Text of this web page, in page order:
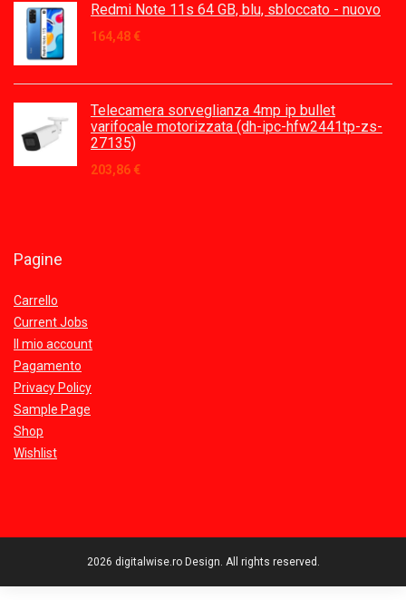
Redmi Note 11s 64 GB, blu, sbloccato - nuovo
164,48 €
Telecamera sorveglianza 4mp ip bullet
varifocale motorizzata (dh-ipc-hfw2441tp-zs-
27135)
203,86 €
Pagine
Carrello
Current Jobs
Il mio account
Pagamento
Privacy Policy
Sample Page
Shop
Wishlist
2026 digitalwise.ro Design. All rights reserved.